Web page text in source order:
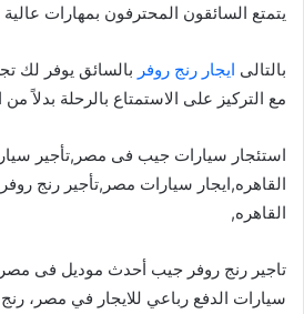
يتمتع السائقون المحترفون بمهارات
بالتالى ايجار رنج روفر بالسائق يوفر لك
مع التركيز على الاستمتاع بالرحلة بدلاً
استئجار سيارات جيب فى مصر,تأجير
القاهره,ايجار سيارات مصر,تأجير رنج
القاهره,
سيارات الدفع رباعي للايجار في مصر،